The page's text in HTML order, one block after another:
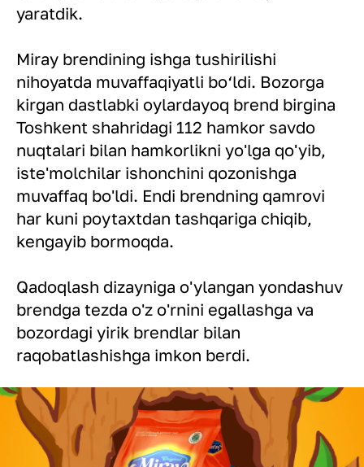
yaratdik.
Miray brendining ishga tushirilishi
nihoyatda muvaffaqiyatli bo‘ldi. Bozorga
kirgan dastlabki oylardayoq brend birgina
Toshkent shahridagi 112 hamkor savdo
nuqtalari bilan hamkorlikni yo'lga qo'yib,
iste'molchilar ishonchini qozonishga
muvaffaq bo'ldi. Endi brendning qamrovi
har kuni poytaxtdan tashqariga chiqib,
kengayib bormoqda.
Qadoqlash dizayniga o'ylangan yondashuv
brendga tezda o'z o'rnini egallashga va
bozordagi yirik brendlar bilan
raqobatlashishga imkon berdi.